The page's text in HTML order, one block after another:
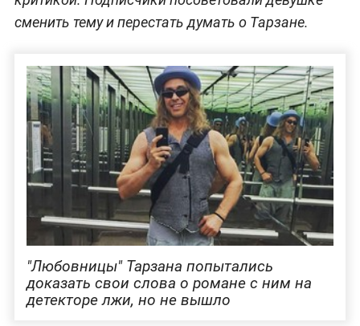
сменить тему и перестать думать о Тарзане.
"Любовницы" Тарзана попытались
доказать свои слова о романе с ним на
детекторе лжи, но не вышло